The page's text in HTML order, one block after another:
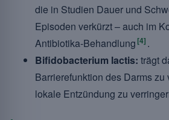
die in Studien Dauer und
Episoden verkürzt – auch im
Antibiotika-Behandlung [4] .
Bifidobacterium lactis: trägt
Barrierefunktion des Darms zu
lokale Entzündung zu